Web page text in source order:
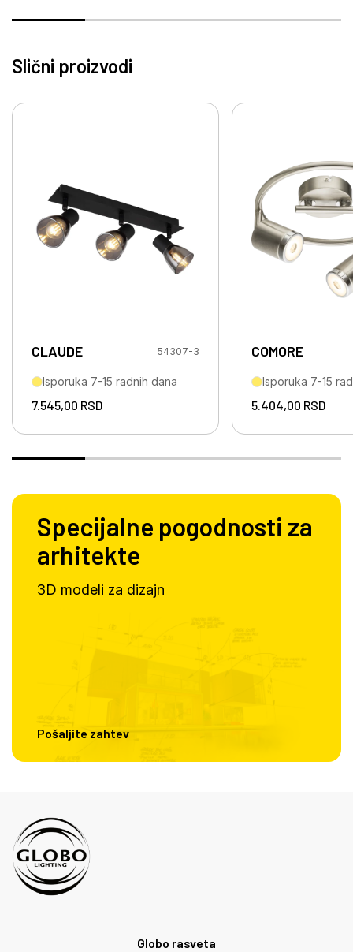
Slični proizvodi
CLAUDE 54307-3
Isporuka 7-15 radnih dana
7.545,00 RSD
COMORE
Isporuka 7-15
5.404,00 RSD
Specijalne pogodnosti za
arhitekte
3D modeli za dizajn
Pošaljite zahtev
Globo rasveta